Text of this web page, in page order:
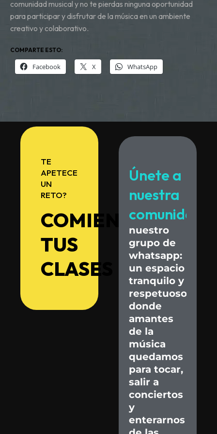
comunidad musical y no te pierdas ninguna oportunidad
para participar y disfrutar de la música en un ambiente
creativo y colaborativo.
COMPARTE ESTO:
Facebook X WhatsApp
TE
APETECE
UN
RETO?
COMIENZA
TUS
CLASES
Únete a
nuestra
comunidad.
nuestro
grupo de
whatsapp:
un espacio
tranquilo y
respetuoso
donde
amantes
de la
música
quedamos
para tocar,
salir a
conciertos
y
enterarnos